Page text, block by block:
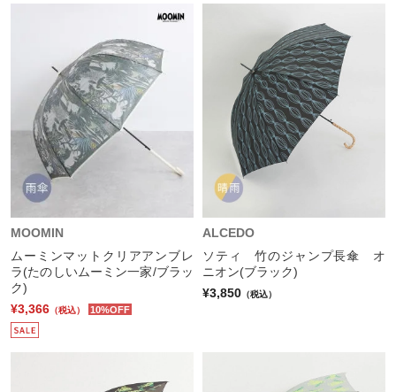
MOOMIN
ムーミンマットクリアアンブレ
ラ(たのしいムーミン一家/ブラッ
ク)
¥3,366 （税込） 10%OFF
ALCEDO
ソティ 竹のジャンプ長傘 オ
ニオン(ブラック)
¥3,850 （税込）